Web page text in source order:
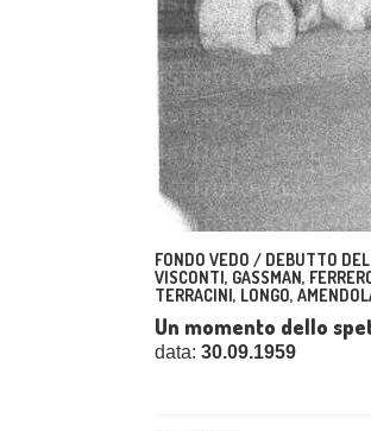
FONDO VEDO / DEBUTTO
VISCONTI, GASSMAN,
TERRACINI, LONGO,
Un momento dello
data: 30.09.1959